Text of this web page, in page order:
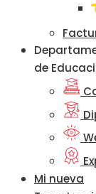
de
Mi nueva